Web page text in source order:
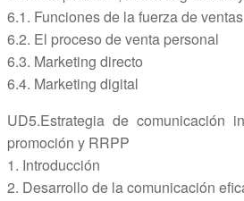
6.1. Funciones de la fuerza de ventas
6.2. El proceso de venta personal
6.3. Marketing directo
6.4. Marketing digital
UD5.Estrategia de comunicación
promoción y RRPP
1. Introducción
2. Desarrollo de la comunicación